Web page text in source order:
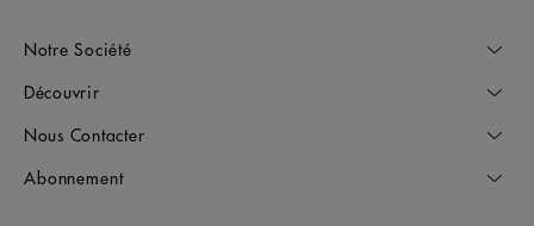
Notre Société
Découvrir
Nous Contacter
Abonnement